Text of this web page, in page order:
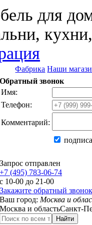
для
Фабрика Наши
Обратный звонок
Имя:
Телефон:
Комментарий:
Запрос отправлен
+7 (495) 783-06-74
с 10-00 до 21-00
Закажите обратный звонок
Ваш город: Москва и
Москва и областьСанкт-
Найти